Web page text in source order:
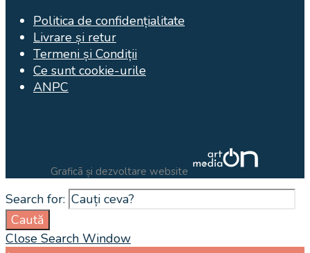
Politica de confidențialitate
Livrare și retur
Termeni și Condiții
Ce sunt cookie-urile
ANPC
Graficã și dezvoltare website
Search for:
Caută
Close Search Window